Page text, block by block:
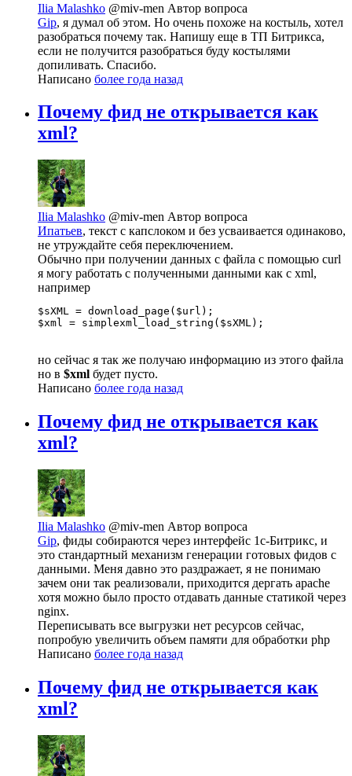
Ilia Malashko @miv-men Автор вопроса
Gip, я думал об этом. Но очень похоже на костыль, хотел
разобраться почему так. Напишу еще в ТП Битрикса,
если не получится разобраться буду костылями
допиливать. Спасибо.
Написано более года назад
Почему фид не открывается как
xml?
Ilia Malashko @miv-men Автор вопроса
Ипатьев, текст с капслоком и без усваивается одинаково,
не утруждайте себя переключением.
Обычно при получении данных с файла с помощью curl
я могу работать с полученными данными как с xml,
например
$sXML = download_page($url);
$xml = simplexml_load_string($sXML);
но сейчас я так же получаю информацию из этого файла
но в $xml будет пусто.
Написано более года назад
Почему фид не открывается как
xml?
Ilia Malashko @miv-men Автор вопроса
Gip, фиды собираются через интерфейс 1с-Битрикс, и
это стандартный механизм генерации готовых фидов с
данными. Меня давно это раздражает, я не понимаю
зачем они так реализовали, приходится дергать apache
хотя можно было просто отдавать данные статикой через
nginx.
Переписывать все выгрузки нет ресурсов сейчас,
попробую увеличить объем памяти для обработки php
Написано более года назад
Почему фид не открывается как
xml?